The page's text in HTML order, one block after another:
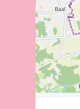
Vlaams-Brabant